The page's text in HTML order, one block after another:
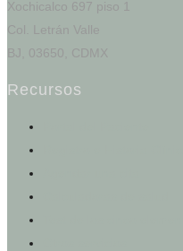
Xochicalco 697 piso 1
Col. Letrán Valle
BJ, 03650, CDMX
Recursos